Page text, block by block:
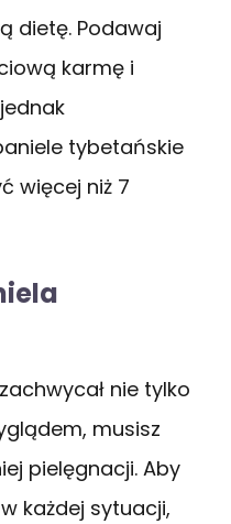
dietę. Podawaj
karmę i
tybetańskie
więcej niż 7
nie tylko
musisz
pielęgnacji. Aby
każdej sytuacji,